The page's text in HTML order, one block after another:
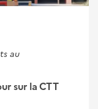
au
sur la CTT